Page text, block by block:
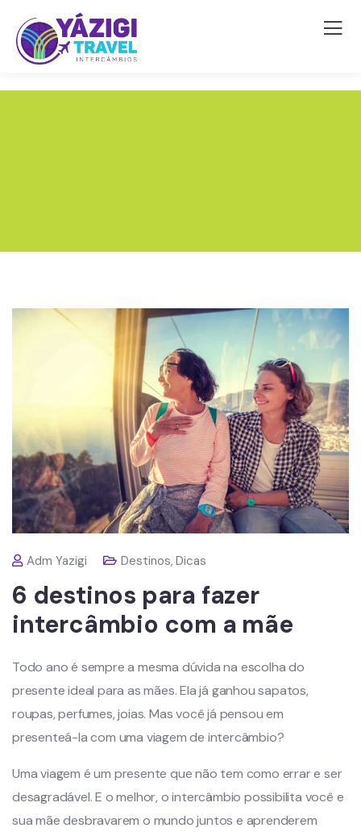
Adm Yazigi Destinos,Dicas
6 destinos para fazer
intercâmbio com a mãe
Todo ano é sempre a mesma dúvida na escolha do
presente ideal para as mães. Ela já ganhou sapatos,
roupas, perfumes, joias. Mas você já pensou em
presenteá-la com uma viagem de intercâmbio?
Uma viagem é um presente que não tem como errar e ser
desagradável. E o melhor, o intercâmbio possibilita você e
sua mãe desbravarem o mundo juntos e aprenderem